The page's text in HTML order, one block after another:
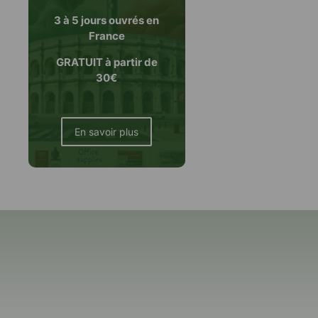
3 à 5 jours ouvrés en
France
GRATUIT à partir de
30€
En savoir plus